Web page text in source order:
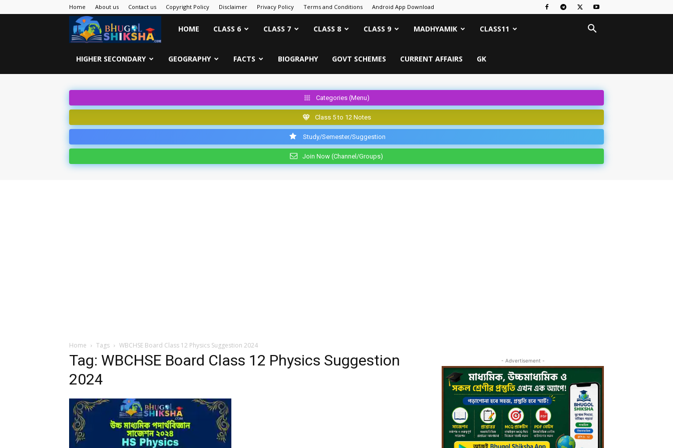
Home About us Contact us Copyright Policy Disclaimer Privacy Policy Terms and Conditions Android App Download
Bhugol
Shiksha
HOME CLASS 6 CLASS 7 CLASS 8 CLASS 9 MADHYAMIK CLASS11
HIGHER SECONDARY GEOGRAPHY FACTS BIOGRAPHY GOVT SCHEMES CURRENT AFFAIRS GK
Categories (Menu)
Class 5 to 12 Notes
Study/Semester/Suggestion
Join Now (Channel/Groups)
Home Tags WBCHSE Board Class 12 Physics Suggestion 2024
Tag: WBCHSE Board Class 12 Physics Suggestion
2024
- Advertisement -